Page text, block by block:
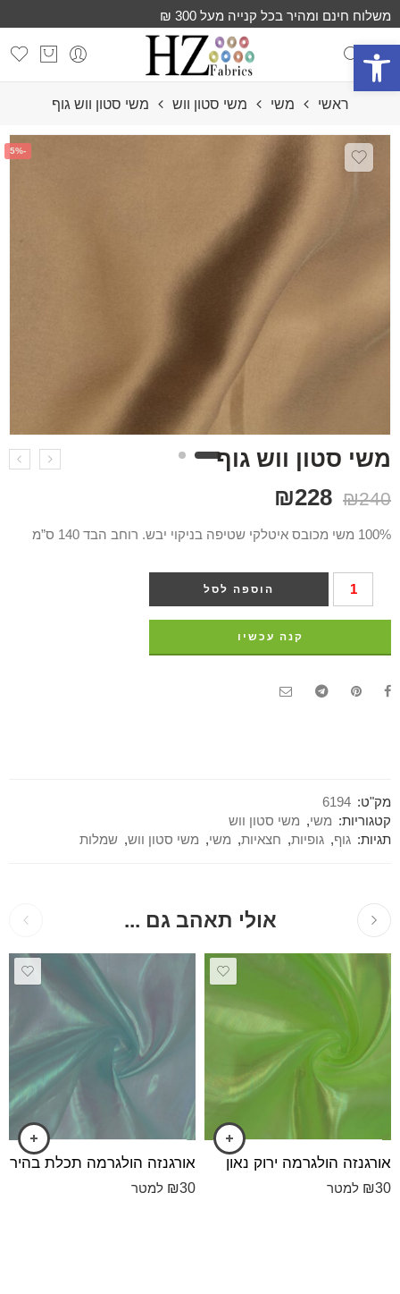
פתח סרגל נגישות
משלוח חינם ומהיר בכל קנייה מעל 300 ₪
ראשי משי משי סטון ווש משי סטון ווש גוף
-5%
משי סטון ווש גוף
₪240
₪228
100% משי מכובס איטלקי שטיפה בניקוי יבש. רוחב הבד 140 ס”מ
הוספה לסל
קנה עכשיו
מק"ט: 6194
קטגוריות: משי, משי סטון ווש
תגיות: גוף, גופיות, חצאיות, משי, משי סטון ווש, שמלות
אולי תאהב גם ...
אורגנזה הולגרמה ירוק נאון
₪30 למטר
אורגנזה הולגרמה תכלת בהיר
₪30 למטר